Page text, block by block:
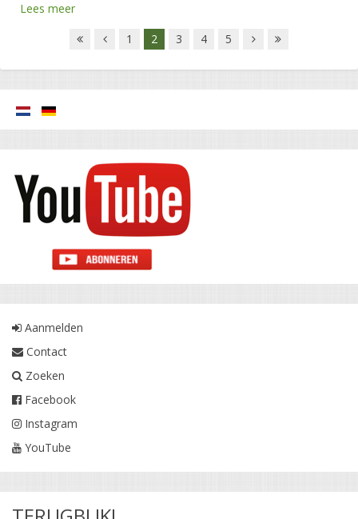
Lees meer
1
2 3 4 5
Aanmelden
Contact
Zoeken
Facebook
Instagram
YouTube